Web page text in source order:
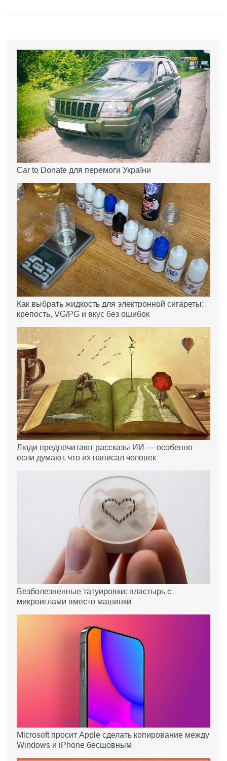
Car to Donate для перемоги України
Как выбрать жидкость для электронной сигареты:
крепость, VG/PG и вкус без ошибок
Люди предпочитают рассказы ИИ — особенно
если думают, что их написал человек
Безболезненные татуировки: пластырь с
микроиглами вместо машинки
Microsoft просит Apple сделать копирование между
Windows и iPhone бесшовным